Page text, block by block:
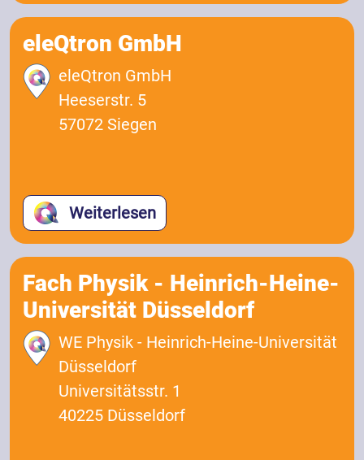
eleQtron GmbH
eleQtron GmbH
Heeserstr. 5
57072 Siegen
Weiterlesen
Fach Physik - Heinrich-Heine-
Universität Düsseldorf
WE Physik - Heinrich-Heine-Universität
Düsseldorf
Universitätsstr. 1
40225 Düsseldorf